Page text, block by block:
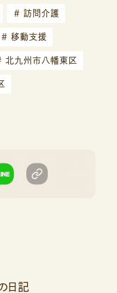
# 訪問介護
# 移動支援
北九州市八幡東区
日記